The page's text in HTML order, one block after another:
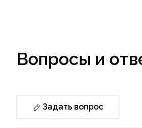
Вопросы и
Задать вопрос